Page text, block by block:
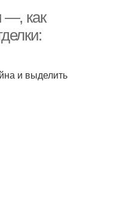
—, как
и выделить